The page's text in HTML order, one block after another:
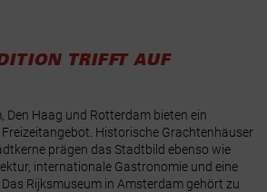
TRIFFT AUF
Den Haag und Rotterdam bieten ein
Historische Grachtenhäuser
prägen das Stadtbild ebenso wie
internationale Gastronomie und eine
Rijksmuseum in Amsterdam gehört zu